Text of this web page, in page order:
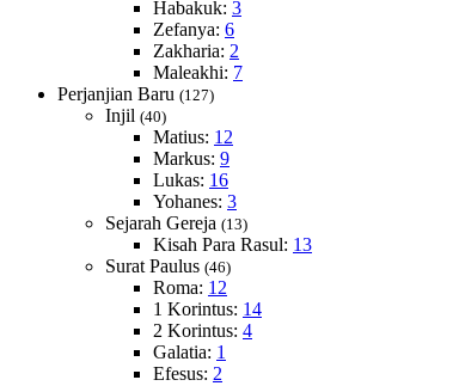
Habakuk: 3
Zefanya: 6
Zakharia: 2
Maleakhi: 7
Perjanjian Baru (127)
Injil (40)
Matius: 12
Markus: 9
Lukas: 16
Yohanes: 3
Sejarah Gereja (13)
Kisah Para Rasul: 13
Surat Paulus (46)
Roma: 12
1 Korintus: 14
2 Korintus: 4
Galatia: 1
Efesus: 2